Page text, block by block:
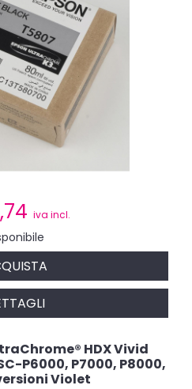
iva incl.
HDX Vivid
P6000, P7000, P8000,
Violet